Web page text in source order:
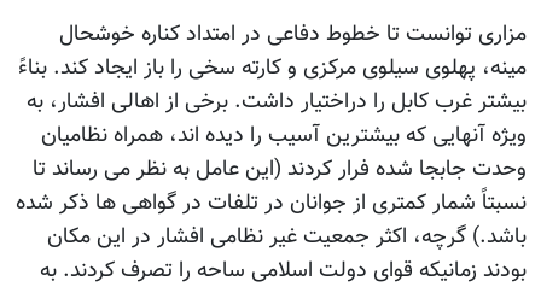
مزاری توانست تا خطوط دفاعی در امتداد کناره خوشحال
مینه، پهلوی سیلوی مرکزی و کارته سخی را باز ایجاد کند. بناءً
بیشتر غرب کابل را دراختیار داشت. برخی از اهالی افشار، به
ویژه آنهایی که بیشترین آسیب را دیده اند، همراه نظامیان
وحدت جابجا شده فرار کردند (این عامل به نظر می رساند تا
نسبتاً شمار کمتری از جوانان در تلفات در گواهی ها ذکر شده
باشد.) گرچه، اکثر جمعیت غیر نظامی افشار در این مکان
بودند زمانیکه قوای دولت اسلامی ساحه را تصرف کردند. به